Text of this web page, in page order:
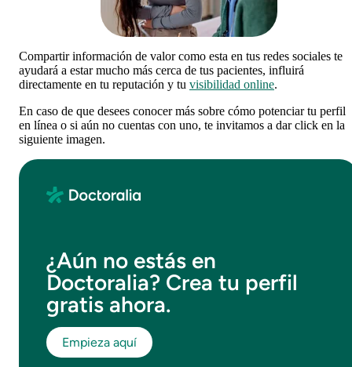
Compartir información de valor como esta en tus redes sociales te
ayudará a estar mucho más cerca de tus pacientes, influirá
directamente en tu reputación y tu visibilidad online.
En caso de que desees conocer más sobre cómo potenciar tu perfil
en línea o si aún no cuentas con uno, te invitamos a dar click en la
siguiente imagen.
¿Aún no estás en
Doctoralia? Crea tu perfil
gratis ahora.
Empieza aquí